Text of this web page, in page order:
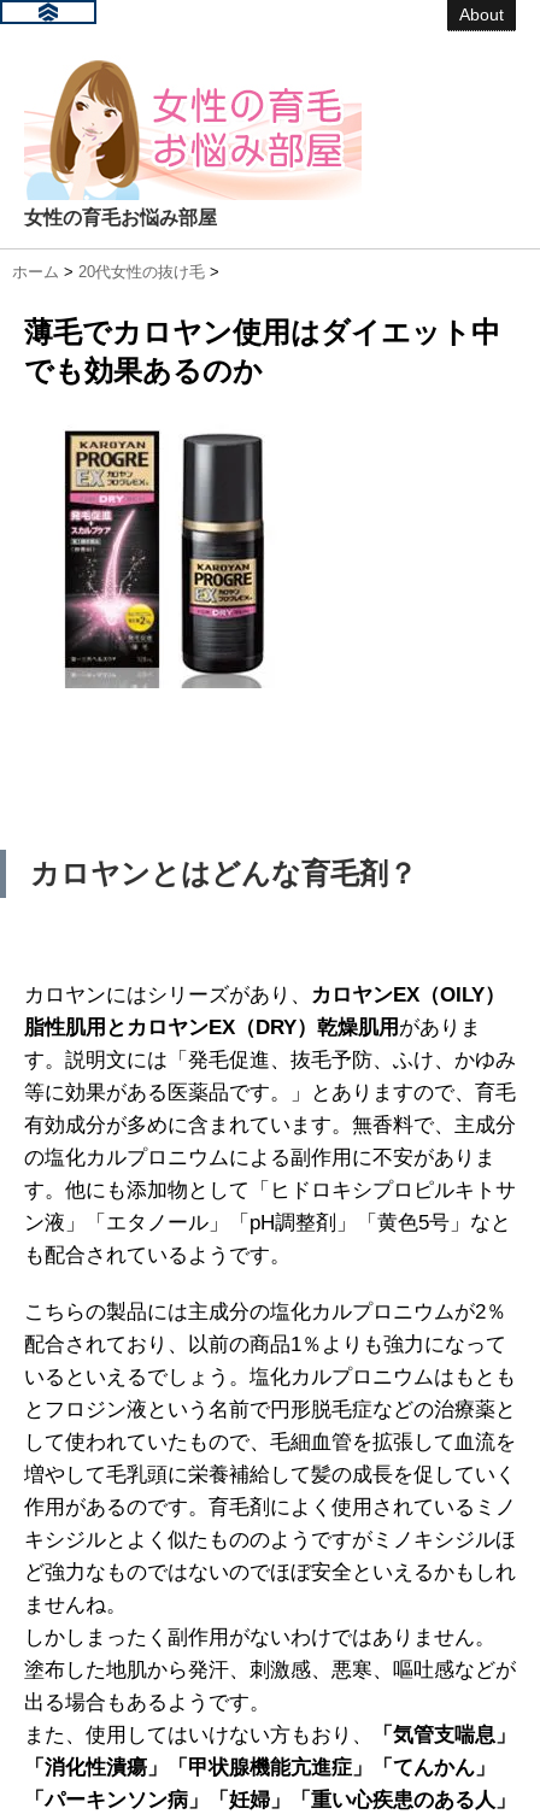
About
女性の育毛お悩み部屋
ホーム > 20代女性の抜け毛 >
薄毛でカロヤン使用はダイエット中
でも効果あるのか
カロヤンとはどんな育毛剤？
カロヤンにはシリーズがあり、 カロヤンEX（OILY）
脂性肌用とカロヤンEX（DRY）乾燥肌用 がありま
す。説明文には「発毛促進、抜毛予防、ふけ、かゆみ
等に効果がある医薬品です。」とありますので、育毛
有効成分が多めに含まれています。無香料で、主成分
の塩化カルプロニウムによる副作用に不安がありま
す。他にも添加物として「ヒドロキシプロピルキトサ
ン液」「エタノール」「pH調整剤」「黄色5号」なと
も配合されているようです。
こちらの製品には主成分の塩化カルプロニウムが2％
配合されており、以前の商品1％よりも強力になって
いるといえるでしょう。塩化カルプロニウムはもとも
とフロジン液という名前で円形脱毛症などの治療薬と
して使われていたもので、毛細血管を拡張して血流を
増やして毛乳頭に栄養補給して髪の成長を促していく
作用があるのです。育毛剤によく使用されているミノ
キシジルとよく似たもののようですがミノキシジルほ
ど強力なものではないのでほぼ安全といえるかもしれ
ませんね。
しかしまったく副作用がないわけではありません。
塗布した地肌から発汗、刺激感、悪寒、嘔吐感などが
出る場合もあるようです。
また、使用してはいけない方もおり、
「気管支喘息」
「消化性潰瘍」「甲状腺機能亢進症」「てんかん」
「パーキンソン病」「妊婦」「重い心疾患のある人」